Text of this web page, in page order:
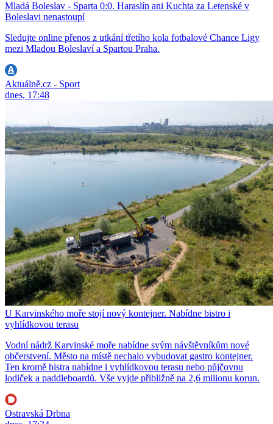
Mladá Boleslav - Sparta 0:0. Haraslín ani Kuchta za Letenské v
Boleslavi nenastoupí
Sledujte online přenos z utkání třetího kola fotbalové Chance Ligy
mezi Mladou Boleslaví a Spartou Praha.
Aktuálně.cz - Sport
dnes, 17:48
U Karvinského moře stojí nový kontejner. Nabídne bistro i
vyhlídkovou terasu
Vodní nádrž Karvinské moře nabídne svým návštěvníkům nové
občerstvení. Město na místě nechalo vybudovat gastro kontejner.
Ten kromě bistra nabídne i vyhlídkovou terasu nebo půjčovnu
lodiček a paddleboardů. Vše vyjde přibližně na 2,6 milionu korun.
Ostravská Drbna